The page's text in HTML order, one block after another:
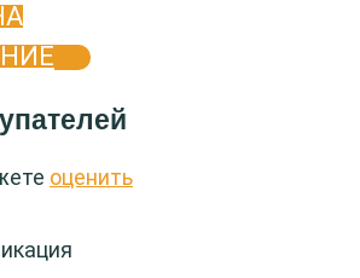
оценить